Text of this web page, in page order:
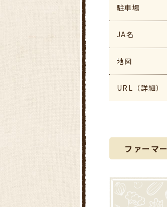
駐車場
JA名
地図
URL（詳細）
ファーマ